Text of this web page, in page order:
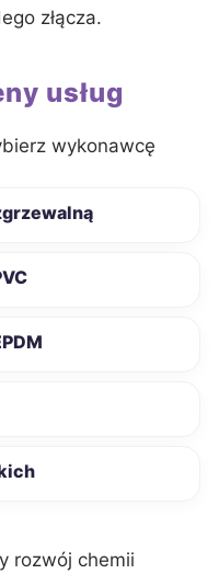
złącza.
usług
wykonawcę
rozwój chemii